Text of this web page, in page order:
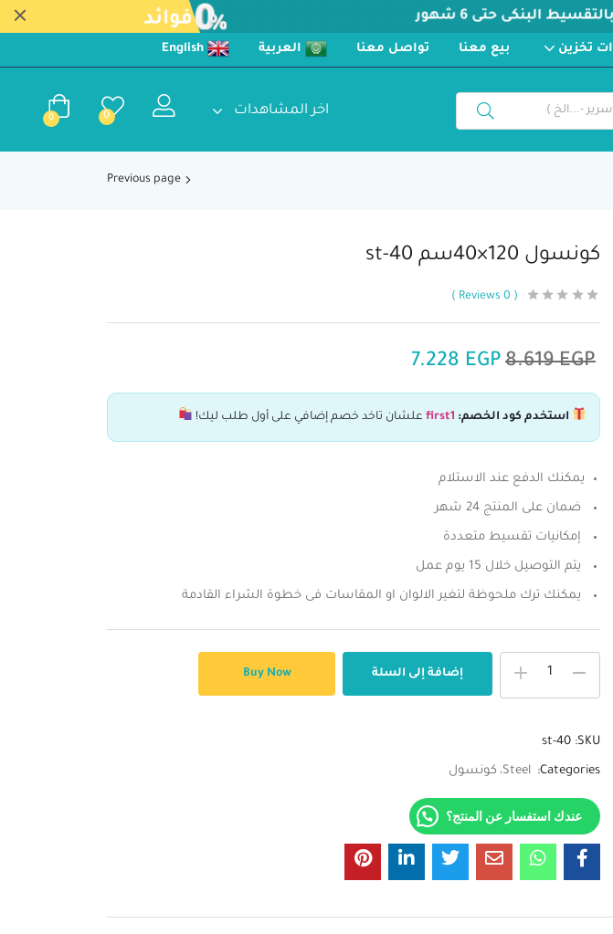
تخزين بيع معنا تواصل معنا العربية English
اخر المشاهدات 0
0
Previous page
كونسول 120×40سم st-40
0
8.619EGP
7.228 EGP
استخدم كود الخصم: first1علشان تاخد خصم إضافي على أول طلب ليك!
يمكنك الدفع عند الاستلام
ضمان على المنتج 24 شهر
إمكانيات تقسيط متعددة
يتم التوصيل خلال 15 يوم عمل
يمكنك ترك ملحوظة لتغير الالوان او المقاسات فى خطوة الشراء القادمة
إضافة إلى السلة Buy Now
SKU:
st-40
Categories:
Steel كونسول
عندك استفسار عن المنتج؟